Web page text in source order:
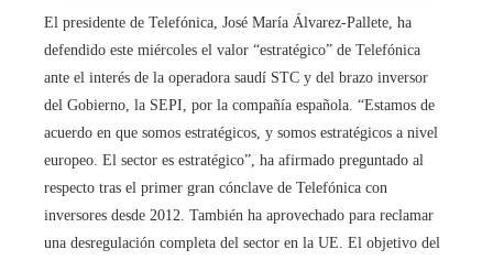
El presidente de Telefónica, José María Álvarez-Pallete, ha
defendido este miércoles el valor “estratégico” de Telefónica
ante el interés de la operadora saudí STC y del brazo inversor
del Gobierno, la SEPI, por la compañía española. “Estamos de
acuerdo en que somos estratégicos, y somos estratégicos a nivel
europeo. El sector es estratégico”, ha afirmado preguntado al
respecto tras el primer gran cónclave de Telefónica con
inversores desde 2012. También ha aprovechado para reclamar
una desregulación completa del sector en la UE. El objetivo del